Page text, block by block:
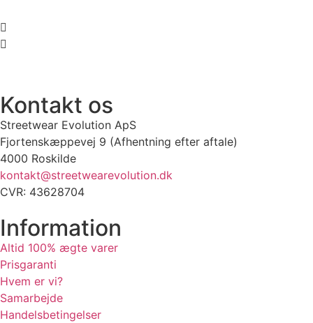
Kontakt os
Streetwear Evolution ApS
Fjortenskæppevej 9 (Afhentning efter aftale)
4000 Roskilde
kontakt@streetwearevolution.dk
CVR: 43628704
Information
Altid 100% ægte varer
Prisgaranti
Hvem er vi?
Samarbejde
Handelsbetingelser